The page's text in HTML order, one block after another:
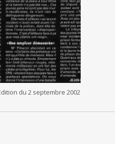
du 2 septembre 2002